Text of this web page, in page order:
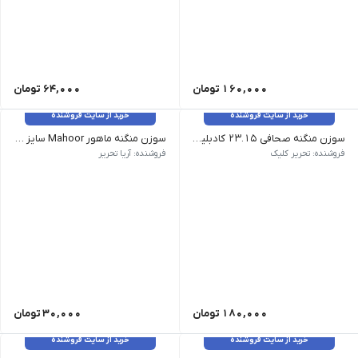
160,000 تومان 64,000 تومان
خرید از سایت فروشنده
سوزن منگنه صحافی 23.15 کادبلیو kw
فروشنده: تحریر کلیک
180,000 تومان
خرید از سایت فروشنده
سوزن منگنه ماهور Mahoor سایز 10 بسته 1000 عددی ظرفیت 2 تا 10 برگ کاغذ | جنس آلیاژ فولاد | تعداد در باکس 20 بسته
فروشنده: آریا تحریر
30,000تومان
خرید از سایت فروشنده خرید از سایت فروشنده